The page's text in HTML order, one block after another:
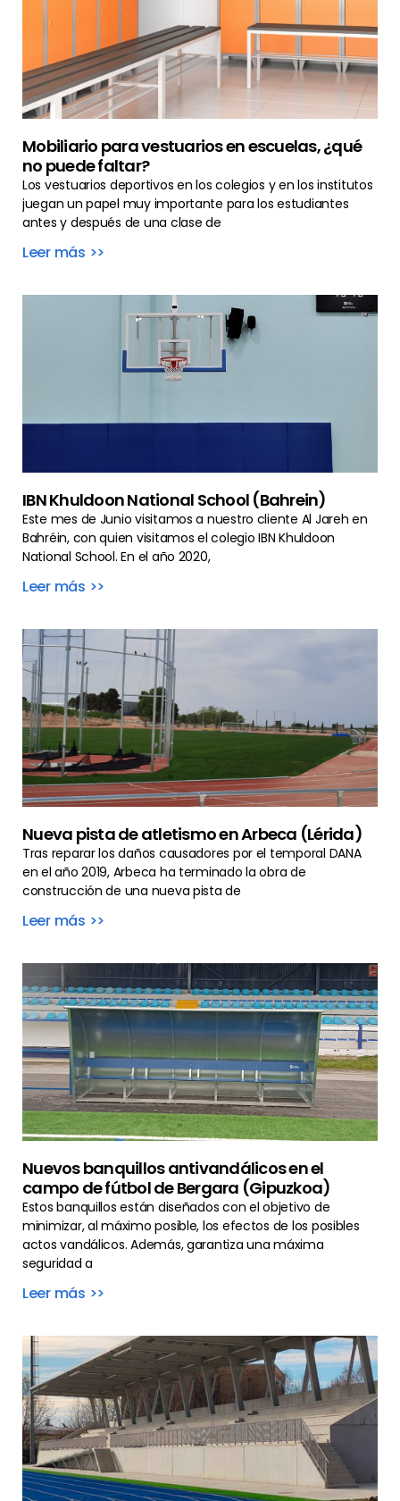
Mobiliario para vestuarios en escuelas, ¿qué
no puede faltar?
Los vestuarios deportivos en los colegios y en los institutos
juegan un papel muy importante para los estudiantes
antes y después de una clase de
Leer más >>
IBN Khuldoon National School (Bahrein)
Este mes de Junio visitamos a nuestro cliente Al Jareh en
Bahréin, con quien visitamos el colegio IBN Khuldoon
National School. En el año 2020,
Leer más >>
Nueva pista de atletismo en Arbeca (Lérida)
Tras reparar los daños causadores por el temporal DANA
en el año 2019, Arbeca ha terminado la obra de
construcción de una nueva pista de
Leer más >>
Nuevos banquillos antivandálicos en el
campo de fútbol de Bergara (Gipuzkoa)
Estos banquillos están diseñados con el objetivo de
minimizar, al máximo posible, los efectos de los posibles
actos vandálicos. Además, garantiza una máxima
seguridad a
Leer más >>